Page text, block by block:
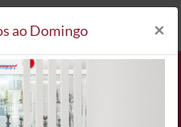
Postos de Colheita
ao Domingo ×